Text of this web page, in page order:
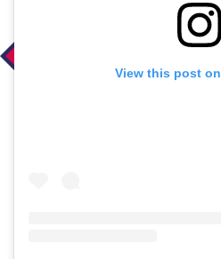
View this post